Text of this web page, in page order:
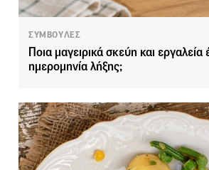
ΣΥΜΒΟΥΛΕΣ
Ποια μαγειρικά σκεύη και εργαλεία
ημερομηνία λήξης;